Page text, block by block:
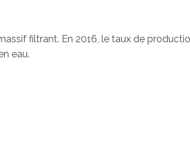
filtrant. En 2016, le taux de
eau.